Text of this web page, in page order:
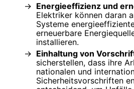
Energieeffizienz und
Elektriker können daran
Systeme
erneuerbare
installieren.
Einhaltung von
sicherstellen, dass ihre
nationalen und
Sicherheitsvorschriften